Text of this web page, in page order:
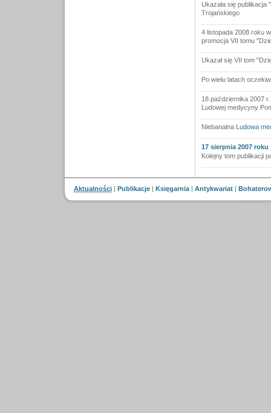
Ukazała się
Trojańskiego
4 listopada 2008 roku
promocja VII tomu
Ukazał się VII tom
Po wielu latach
18 października 2007
Ludowej medycyny
Niebanalna Ludowa
17 sierpnia 2007 roku
Kolejny tom publikacji
Aktualności| Publikacje| Księgarnia| Antykwariat|